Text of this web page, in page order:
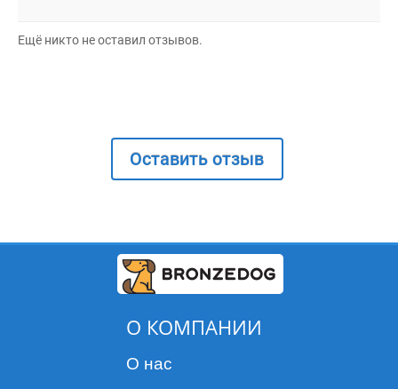
Ещё никто не оставил отзывов.
Оставить отзыв
О КОМПАНИИ
О нас